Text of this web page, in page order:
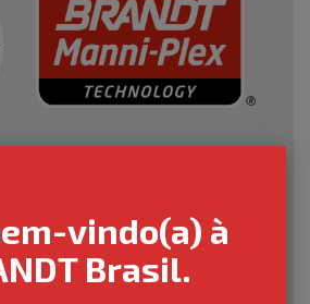
vindo(a) à
Brasil.